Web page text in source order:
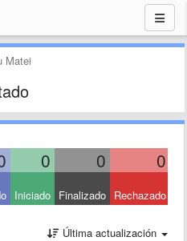
Matei
0 0 0
Iniciado Finalizado Rechazado
Última actualización